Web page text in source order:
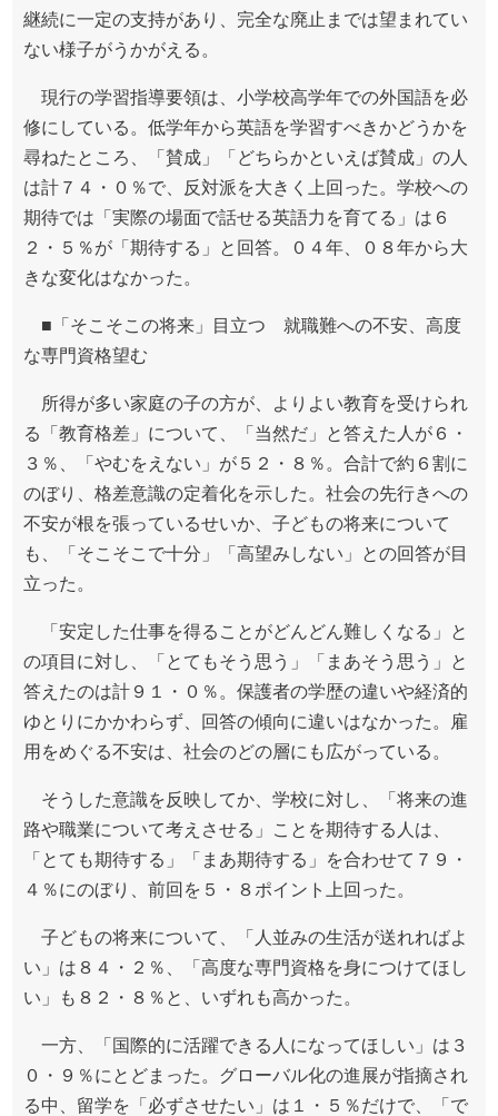
継続に一定の支持があり、完全な廃止までは望まれてい
ない様子がうかがえる。
現行の学習指導要領は、小学校高学年での外国語を必
修にしている。低学年から英語を学習すべきかどうかを
尋ねたところ、「賛成」「どちらかといえば賛成」の人
は計７４・０％で、反対派を大きく上回った。学校への
期待では「実際の場面で話せる英語力を育てる」は６
２・５％が「期待する」と回答。０４年、０８年から大
きな変化はなかった。
■「そこそこの将来」目立つ 就職難への不安、高度
な専門資格望む
所得が多い家庭の子の方が、よりよい教育を受けられ
る「教育格差」について、「当然だ」と答えた人が６・
３％、「やむをえない」が５２・８％。合計で約６割に
のぼり、格差意識の定着化を示した。社会の先行きへの
不安が根を張っているせいか、子どもの将来について
も、「そこそこで十分」「高望みしない」との回答が目
立った。
「安定した仕事を得ることがどんどん難しくなる」と
の項目に対し、「とてもそう思う」「まあそう思う」と
答えたのは計９１・０％。保護者の学歴の違いや経済的
ゆとりにかかわらず、回答の傾向に違いはなかった。雇
用をめぐる不安は、社会のどの層にも広がっている。
そうした意識を反映してか、学校に対し、「将来の進
路や職業について考えさせる」ことを期待する人は、
「とても期待する」「まあ期待する」を合わせて７９・
４％にのぼり、前回を５・８ポイント上回った。
子どもの将来について、「人並みの生活が送れればよ
い」は８４・２％、「高度な専門資格を身につけてほし
い」も８２・８％と、いずれも高かった。
一方、「国際的に活躍できる人になってほしい」は３
０・９％にとどまった。グローバル化の進展が指摘され
る中、留学を「必ずさせたい」は１・５％だけで、「で